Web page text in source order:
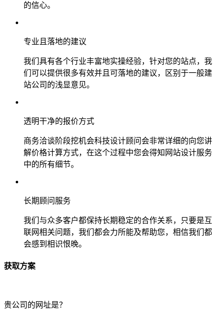
的信心。
专业且落地的建议
我们具有各个行业丰富地实操经验，针对您的站点，我
们可以提供很多有效并且可落地的建议，区别于一般建
站公司的浅显意见。
透明干净的报价方式
商务洽谈阶段挖机会科技设计顾问会非常详细的向您讲
解价格计算方式，在这个过程中您会得知网站设计服务
中的所有细节。
长期顾问服务
我们与众多客户都保持长期稳定的合作关系，只要是互
联网相关问题，我们都会力所能及帮助您，相信我们都
会感到相识恨晚。
获取方案
贵公司的网址是？